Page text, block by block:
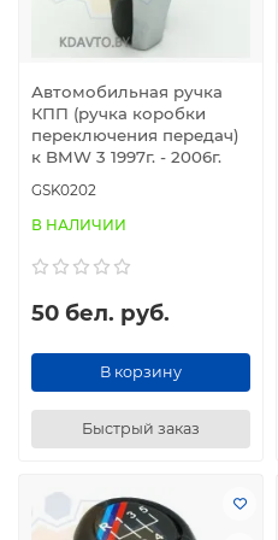
Автомобильная ручка
КПП (ручка коробки
переключения передач)
к BMW 3 1997г. - 2006г.
GSK0202
В НАЛИЧИИ
50 бел. руб.
В корзину
Быстрый заказ